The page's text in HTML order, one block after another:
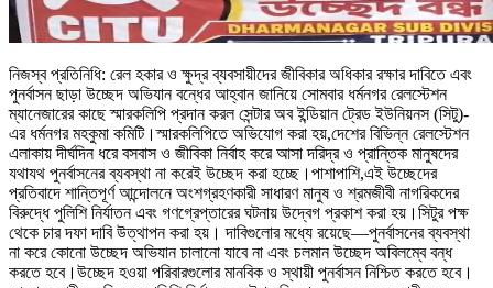
নিজস্ব প্রতিনিধি: রেল হকার ও ক্ষুদ্র ব্যবসায়ীদের জীবিকার অধিকার রক্ষার দাবিতে এবং
পুনর্বাসন ছাড়া উচ্ছেদ অভিযান বন্ধের আহ্বান জানিয়ে সোমবার ধর্মনগর রেলস্টেশন
ম্যানেজারের কাছে স্মারকলিপি প্রদান করল সেন্টার অব ইন্ডিয়ান ট্রেড ইউনিয়নস (সিটু)-
এর ধর্মনগর মহকুমা কমিটি।স্মারকলিপিতে অভিযোগ করা হয়,দেশের বিভিন্ন রেলস্টেশন
এলাকায় দীর্ঘদিন ধরে বসবাস ও জীবিকা নির্বাহ করে আসা দরিদ্র ও প্রান্তিক মানুষদের
যথাযথ পুনর্বাসনের ব্যবস্থা না করেই উচ্ছেদ করা হচ্ছে।পাশাপাশি,এই উচ্ছেদের
প্রতিবাদে শান্তিপূর্ণ আন্দোলনে অংশগ্রহণকারী সাধারণ মানুষ ও শ্রমজীবী নাগরিকদের
বিরুদ্ধে পুলিশি নির্যাতন এবং গণগ্রেপ্তারের ঘটনায় উদ্বেগ প্রকাশ করা হয়।সিটুর পক্ষ
থেকে চার দফা দাবি উত্থাপন করা হয়। দাবিগুলোর মধ্যে রয়েছে—পুনর্বাসনের ব্যবস্থা
না করে কোনো উচ্ছেদ অভিযান চালানো যাবে না এবং চলমান উচ্ছেদ অবিলম্বে বন্ধ
করতে হবে।উচ্ছেদ হওয়া পরিবারগুলোর মানবিক ও স্থায়ী পুনর্বাসন নিশ্চিত করতে হবে।